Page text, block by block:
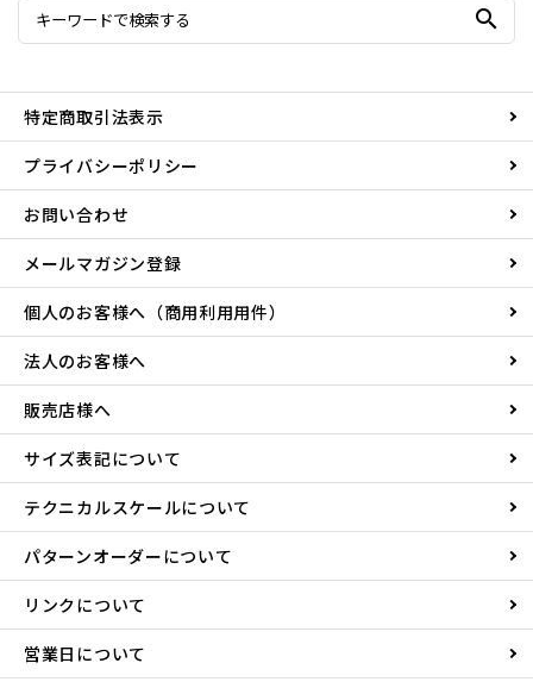
search
特定商取引法表示
プライバシーポリシー
お問い合わせ
メールマガジン登録
個人のお客様へ（商用利用用件）
法人のお客様へ
販売店様へ
サイズ表記について
テクニカルスケールについて
パターンオーダーについて
リンクについて
営業日について